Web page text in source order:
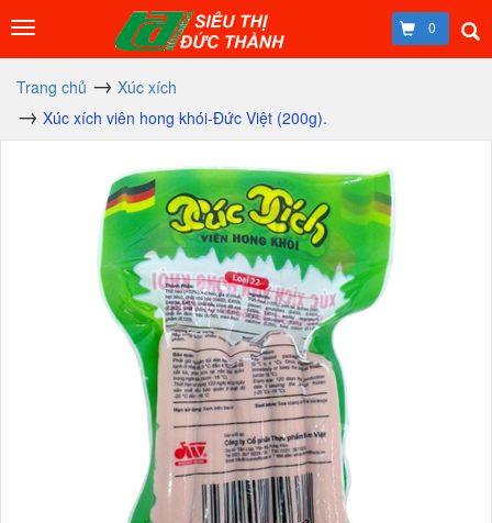
0
Trang chủ
Xúc xích
Xúc xích viên hong khói-Đức Việt (200g).